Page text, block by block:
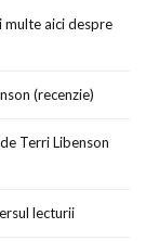
multe aici despre
(recenzie)
Terri Libenson
lecturii